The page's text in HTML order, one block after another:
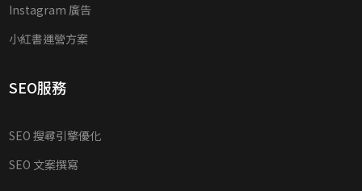
Instagram 廣告
小紅書運營方案
SEO服務
SEO 搜尋引擎優化
SEO 文案撰寫